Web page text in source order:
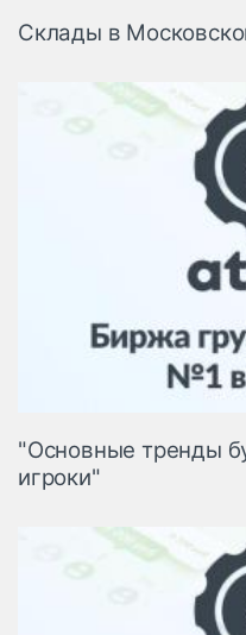
Склады в
"Основные тренды
игроки"